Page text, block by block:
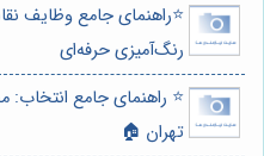
⭐️راهنمای جامع وظایف
رنگ‌آمیزی حرفه‌ای
⭐️ راهنمای جامع
تهران 🏠